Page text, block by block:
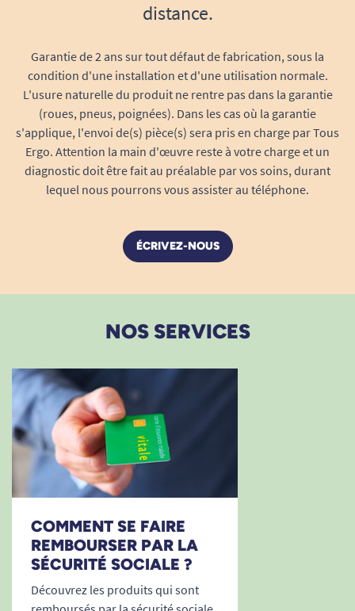
distance.
Garantie de 2 ans sur tout défaut de fabrication, sous la
condition d'une installation et d'une utilisation normale.
L'usure naturelle du produit ne rentre pas dans la garantie
(roues, pneus, poignées). Dans les cas où la garantie
s'applique, l'envoi de(s) pièce(s) sera pris en charge par Tous
Ergo. Attention la main d'œuvre reste à votre charge et un
diagnostic doit être fait au préalable par vos soins, durant
lequel nous pourrons vous assister au téléphone.
ÉCRIVEZ-NOUS
NOS SERVICES
COMMENT SE FAIRE
REMBOURSER PAR LA
SÉCURITÉ SOCIALE ?
Découvrez les produits qui sont